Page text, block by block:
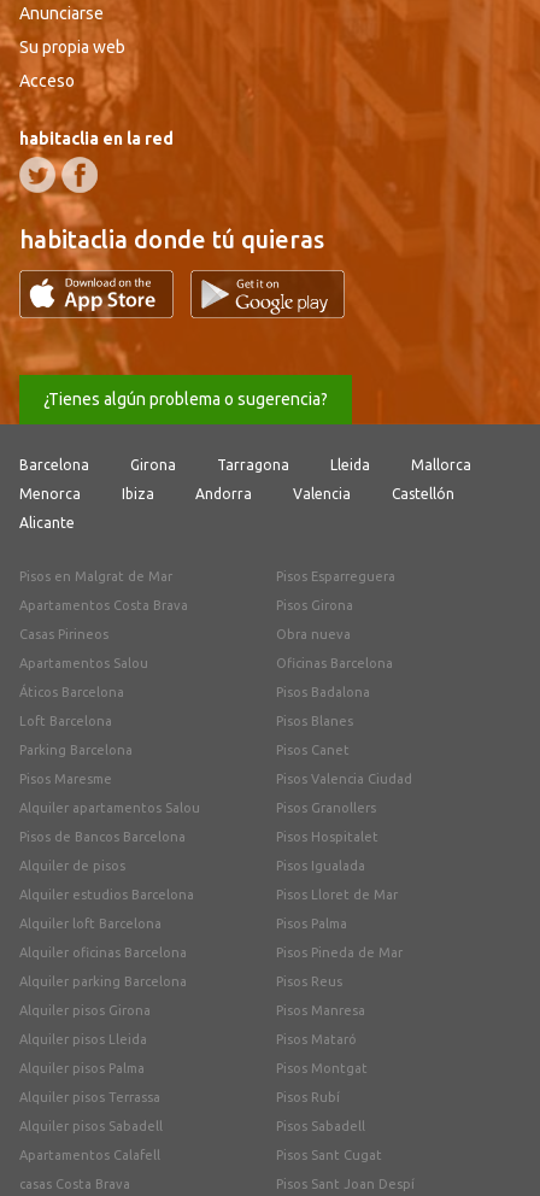
Anunciarse
Su propia web
Acceso
habitaclia en la red
habitaclia donde tú quieras
¿Tienes algún problema o sugerencia?
Barcelona Girona Tarragona Lleida
Mallorca
Menorca
Ibiza Andorra Valencia
Castellón
Alicante
Pisos en Malgrat de Mar
Apartamentos Costa Brava
Casas Pirineos
Apartamentos Salou
Áticos Barcelona
Loft Barcelona
Parking Barcelona
Pisos Maresme
Alquiler apartamentos Salou
Pisos de Bancos Barcelona
Alquiler de pisos
Alquiler estudios Barcelona
Alquiler loft Barcelona
Alquiler oficinas Barcelona
Alquiler parking Barcelona
Alquiler pisos Girona
Alquiler pisos Lleida
Alquiler pisos Palma
Alquiler pisos Terrassa
Alquiler pisos Sabadell
Apartamentos Calafell
casas Costa Brava
Pisos Esparreguera
Pisos Girona
Obra nueva
Oficinas Barcelona
Pisos Badalona
Pisos Blanes
Pisos Canet
Pisos Valencia Ciudad
Pisos Granollers
Pisos Hospitalet
Pisos Igualada
Pisos Lloret de Mar
Pisos Palma
Pisos Pineda de Mar
Pisos Reus
Pisos Manresa
Pisos Mataró
Pisos Montgat
Pisos Rubí
Pisos Sabadell
Pisos Sant Cugat
Pisos Sant Joan Despí